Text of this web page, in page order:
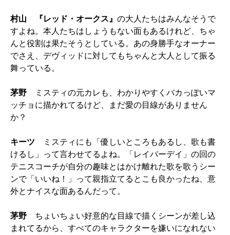
村山 『レッド・オークス』 の大人たちはみんなそうで
すよね。本人たちはしょうもない面もあるけれど、ちゃ
んと役割は果たそうとしている。あの身勝手なオーナー
でさえ、デヴィッドに対してもちゃんと大人として振る
舞っている。
茅野 ミスティの元カレも、わかりやすくバカっぽいマ
ッチョに描かれてるけど、まだ愛の目線がありません
か？
キーツ ミスティにも「優しいところもあるし、歌も書
けるし」って言わせてるよね。「レイバーデイ」の回の
テニスコーチが自分の趣味とはかけ離れた歌を歌うシー
ンで「いいね！」って親指立てるとこも良かったね、意
外とナイスな面あるんだって。
茅野 ちょいちょい好意的な目線で描くシーンが差し込
まれてるから、すべてのキャラクターを嫌いになれない